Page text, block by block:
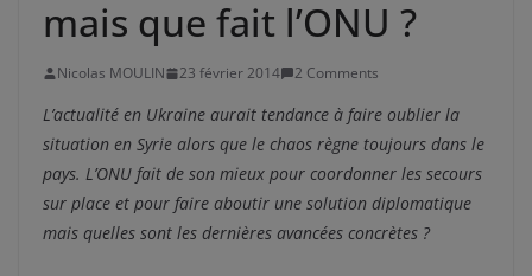
mais que fait l’ONU ?
Nicolas MOULIN 23 février 2014 2 Comments
L’actualité en Ukraine aurait tendance à faire oublier la
situation en Syrie alors que le chaos règne toujours dans le
pays. L’ONU fait de son mieux pour coordonner les secours
sur place et pour faire aboutir une solution diplomatique
mais quelles sont les dernières avancées concrètes ?